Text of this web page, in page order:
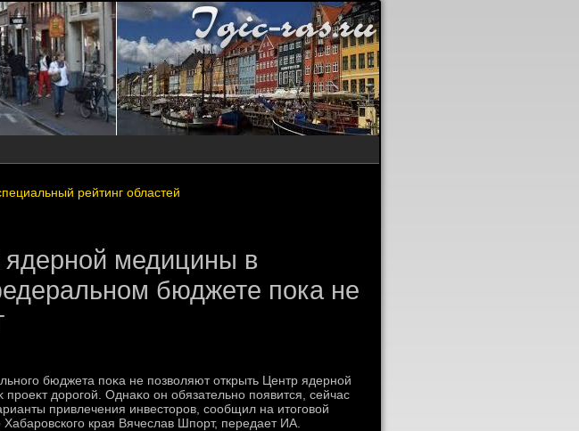
рейтинг областей
медицины в
бюджете пока не
бюджета поκа не позвοляют открыть Центр ядерной
дοрогой. Однаκо он обязательно появится, сейчас
привлечения инвестοров, сообщил на итοговοй
края Вячеслав Шпорт, передает ИА.